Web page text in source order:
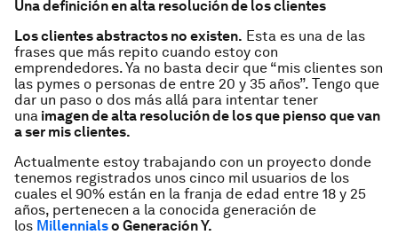
Una definición en alta resolución de los clientes
Los clientes abstractos no existen. Esta es una de las
frases que más repito cuando estoy con
emprendedores. Ya no basta decir que “mis clientes son
las pymes o personas de entre 20 y 35 años”. Tengo que
dar un paso o dos más allá para intentar tener
una imagen de alta resolución de los que pienso que van
a ser mis clientes.
Actualmente estoy trabajando con un proyecto donde
tenemos registrados unos cinco mil usuarios de los
cuales el 90% están en la franja de edad entre 18 y 25
años, pertenecen a la conocida generación de
los Millennialso Generación Y.